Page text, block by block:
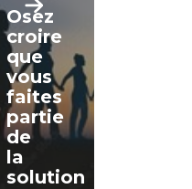
Osez
croire
que
vous
faites
partie
de
la
solution